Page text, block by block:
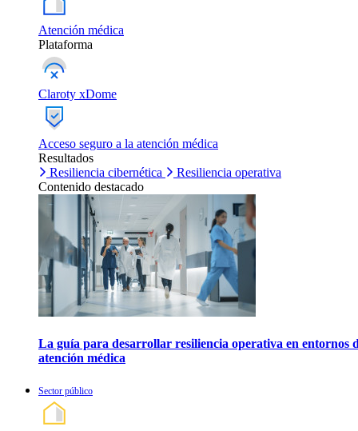
Atención médica
Plataforma
Claroty xDome
Acceso seguro a la atención médica
Resultados
Resiliencia cibernética
Resiliencia operativa
Contenido destacado
La guía para desarrollar resiliencia operativa en entornos
atención médica
Sector público